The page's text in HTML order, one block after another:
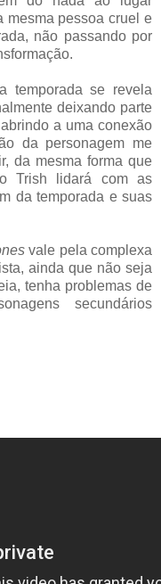
mesma pessoa cruel e
não passando por
temporada se revela
deixando parte
a uma conexão
da personagem me
da mesma forma que
Trish lidará com as
da temporada e suas
vale pela complexa
ainda que não seja
tenha problemas de
secundários